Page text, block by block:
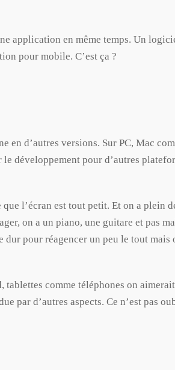
application en même temps. Un
pour mobile. C’est ça ?
en d’autres versions. Sur PC, Mac
développement pour d’autres
l’écran est tout petit. Et on a plein
on a un piano, une guitare et pas
dur pour réagencer un peu le tout mais
comme téléphones on
par d’autres aspects. Ce n’est pas